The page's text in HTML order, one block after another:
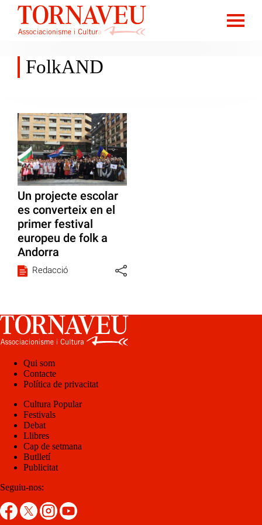
FolkAND
Un projecte escolar
es converteix en el
primer festival
europeu de folk a
Andorra
Redacció
Qui som
Contacte
Política de privacitat
Cultura Popular
Festivals
Debat
Llibres
Cap de setmana
Butlletí
Publicitat
Seguiu-nos: